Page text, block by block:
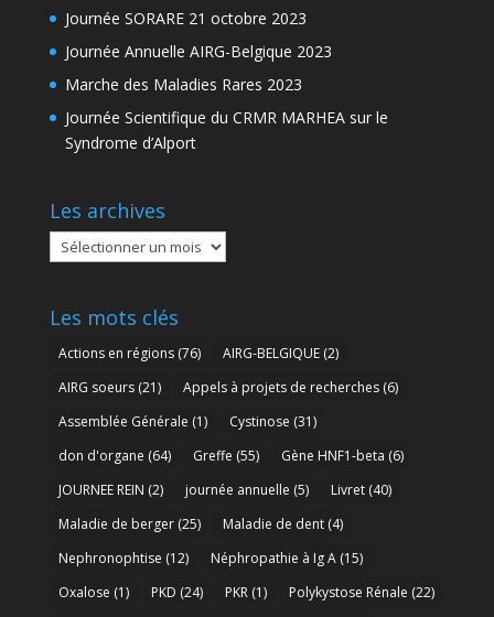
Journée SORARE 21 octobre 2023
Journée Annuelle AIRG-Belgique 2023
Marche des Maladies Rares 2023
Journée Scientifique du CRMR MARHEA sur le
Syndrome d’Alport
Les archives
Les
archives
Les mots clés
Actions en régions(76) AIRG-BELGIQUE(2)
AIRG soeurs(21) Appels à projets de recherches(6)
Assemblée Générale (1) Cystinose (31)
don d'organe (64) Greffe (55) Gène HNF1-beta (6)
JOURNEE REIN (2) journée annuelle (5) Livret(40)
Maladie de berger(25) Maladie de dent(4)
Nephronophtise (12) Néphropathie à Ig A(15)
Oxalose (1) PKD (24) PKR(1) Polykystose Rénale (22)